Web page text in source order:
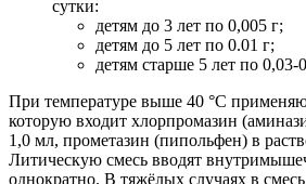
сутки:
детям до 3 лет по 0,005 г;
детям до 5 лет по 0.01 г;
детям старше 5 лет по 0,03-
При температуре выше 40 °С
которую входит хлорпромазин
1,0 мл, прометазин (пипольфен) в
Литическую смесь вводят
однократно. В тяжёлых случаях в